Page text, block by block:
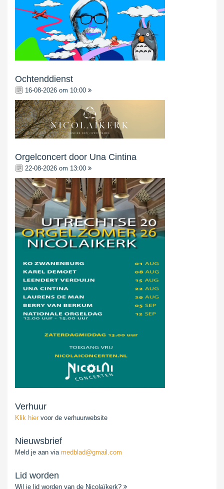
Ochtenddienst
16-08-2026 om 10:00
Orgelconcert door Una Cintina
22-08-2026 om 13:00
Verhuur
Klik hier voor de verhuurwebsite
Nieuwsbrief
Meld je aan via medblad@gmail.com
Lid worden
Wil je lid worden van de Nicolaïkerk?